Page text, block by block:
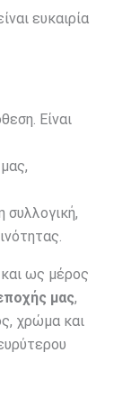
ευκαιρία
Είναι
ως μέρος
μας,
χρώμα και